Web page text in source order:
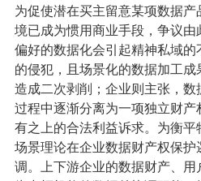
为促使潜在买主留意某项数据
境已成为惯用商业手段，争议由
偏好的数据化会引起精神私域
的侵犯，且场景化的数据加工成
造成二次剥削；企业则主张，
过程中逐渐分离为一项独立财产
有之上的合法利益诉求。为衡平
场景理论在企业数据财产权保
调。上下游企业的数据财产、